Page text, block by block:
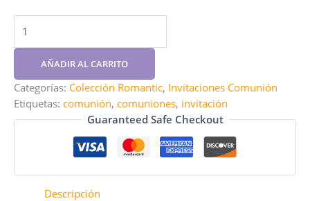
invitación
Comunión
editable
en
CANVA
cantidad
AÑADIR AL CARRITO
Categorías: Colección Romantic, Invitaciones Comunión
Etiquetas: comunión, comuniones, invitación
Guaranteed Safe Checkout
Descripción